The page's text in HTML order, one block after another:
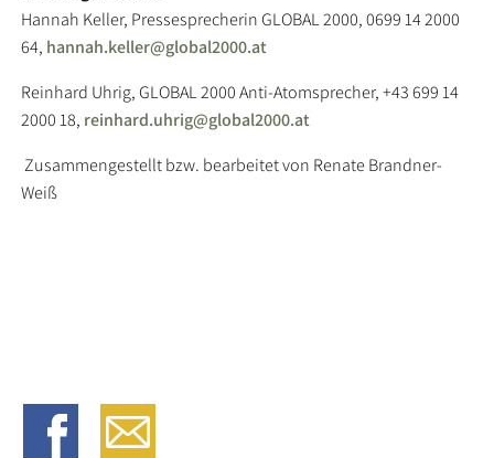
Hannah Keller, Pressesprecherin GLOBAL 2000, 0699 14 2000
64, hannah.keller@global2000.at
Reinhard Uhrig, GLOBAL 2000 Anti-Atomsprecher, +43 699 14
2000 18, reinhard.uhrig@global2000.at
Zusammengestellt bzw. bearbeitet von Renate Brandner-
Weiß